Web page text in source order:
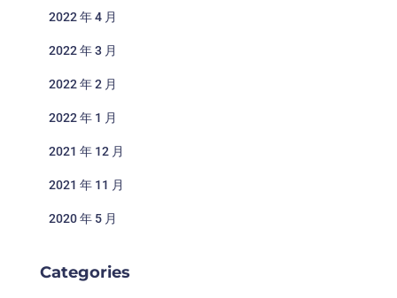
2022 年 4 月
2022 年 3 月
2022 年 2 月
2022 年 1 月
2021 年 12 月
2021 年 11 月
2020 年 5 月
Categories